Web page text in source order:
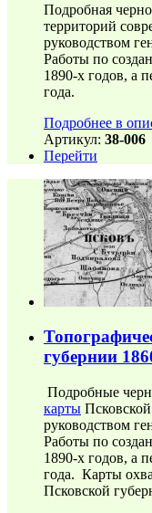
Подробная
территорий
руководством
Работы по
1890-х годов, а
года.
Подробнее в
Артикул: 38-006
Перейти
губернии
Подробные
карты
руководством
Работы по
1890-х годов, а
года. Карты
Псковской